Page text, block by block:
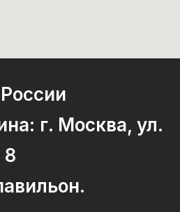
г. Москва, ул.
8